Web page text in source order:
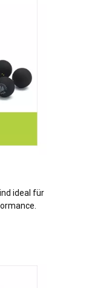
ideal für